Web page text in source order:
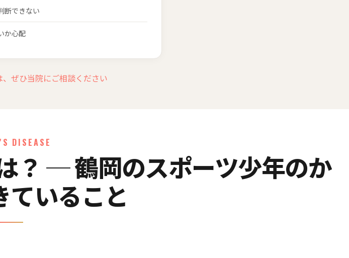
断できない
か心配
ぜひ当院にご相談ください
DISEASE
？ ─ 鶴岡のスポーツ少年のか
ていること